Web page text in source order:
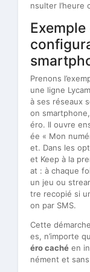
nsulter l’heure
Prenons
une ligne
à ses réseaux
on
éro. Il ouvre
ée « Mon
et. Dans les
et Keep à la
at : à chaque
un jeu ou
tre recopié si
on par SMS.
Cette
es, n’importe
éro caché en
nément et